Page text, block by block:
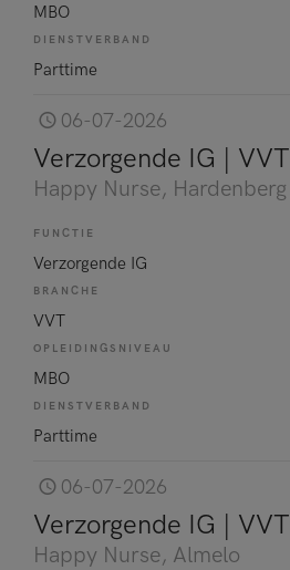
MBO
DIENSTVERBAND
Parttime
06-07-2026
Verzorgende IG | VVT
Happy Nurse, Hardenberg
FUNCTIE
Verzorgende IG
BRANCHE
VVT
OPLEIDINGSNIVEAU
MBO
DIENSTVERBAND
Parttime
06-07-2026
Verzorgende IG | VVT
Happy Nurse, Almelo